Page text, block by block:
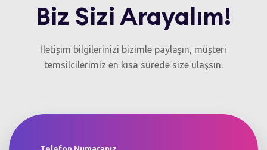
Biz Sizi Arayalım!
İletişim bilgilerinizi bizimle paylaşın, müşteri
temsilcilerimiz en kısa sürede size ulaşsın.